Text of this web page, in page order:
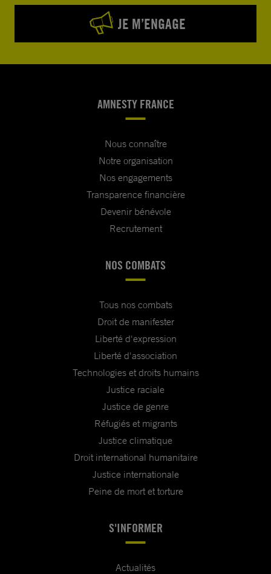
JE M’ENGAGE
AMNESTY FRANCE
Nous connaître
Notre organisation
Nos engagements
Transparence financière
Devenir bénévole
Recrutement
NOS COMBATS
Tous nos combats
Droit de manifester
Liberté d'expression
Liberté d'association
Technologies et droits humains
Justice raciale
Justice de genre
Réfugiés et migrants
Justice climatique
Droit international humanitaire
Justice internationale
Peine de mort et torture
S'INFORMER
Actualités